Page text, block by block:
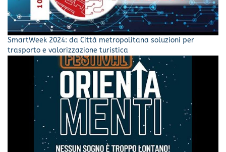
SmartWeek 2024: da Città metropolitana soluzioni per
trasporto e valorizzazione turistica